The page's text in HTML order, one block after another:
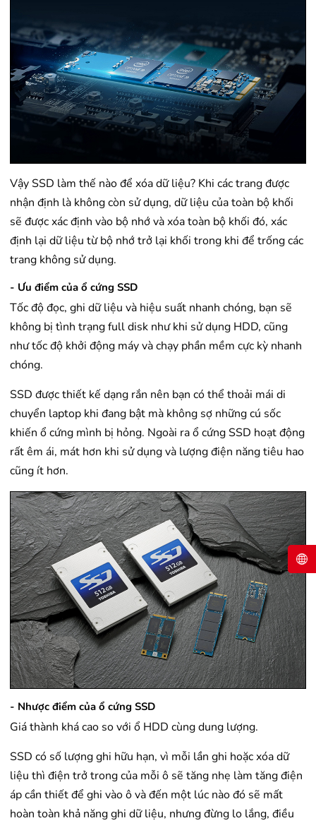
Vậy SSD làm thế nào để xóa dữ liệu? Khi các trang được
nhận định là không còn sử dụng, dữ liệu của toàn bộ khối
sẽ được xác định vào bộ nhớ và xóa toàn bộ khối đó, xác
định lại dữ liệu từ bộ nhớ trở lại khối trong khi để trống các
trang không sử dụng.
- Ưu điểm của ổ cứng SSD
Tốc độ đọc, ghi dữ liệu và hiệu suất nhanh chóng, bạn sẽ
không bị tình trạng full disk như khi sử dụng HDD, cũng
như tốc độ khởi động máy và chạy phần mềm cực kỳ nhanh
chóng.
SSD được thiết kế dạng rắn nên bạn có thể thoải mái di
chuyển laptop khi đang bật mà không sợ những cú sốc
khiến ổ cứng mình bị hỏng. Ngoài ra ổ cứng SSD hoạt động
rất êm ái, mát hơn khi sử dụng và lượng điện năng tiêu hao
cũng ít hơn.
- Nhược điểm của ổ cứng SSD
Giá thành khá cao so với ổ HDD cùng dung lượng.
SSD có số lượng ghi hữu hạn, vì mỗi lần ghi hoặc xóa dữ
liệu thì điện trở trong của mỗi ô sẽ tăng nhẹ làm tăng điện
áp cần thiết để ghi vào ô và đến một lúc nào đó sẽ mất
hoàn toàn khả năng ghi dữ liệu, nhưng đừng lo lắng, điều